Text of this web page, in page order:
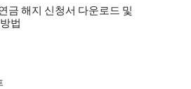
금 해지 신청서 다운로드 및
법